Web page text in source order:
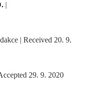
|
| Received 20. 9.
29. 9. 2020